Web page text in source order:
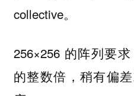
collective。
256×256 的阵列要
的整数倍，稍有偏